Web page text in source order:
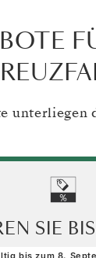
unterliegen
SIE
bis zum 8.